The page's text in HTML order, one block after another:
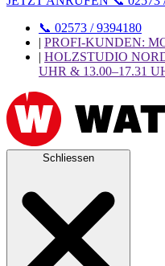
📞 02573 / 9394180
| PROFI-KUNDEN:
| HOLZSTUDIO
UHR & 13.00–17.31
Schliessen